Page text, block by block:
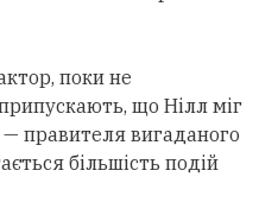
поки не
що Нілл міг
— правителя вигаданого
більшість подій